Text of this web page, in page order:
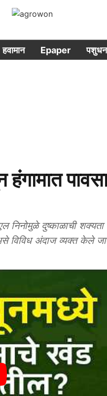
हवामान Epaper पशुधन
निनोमुळे दुष्काळाची
विविध अंदाज व्यक्त केले